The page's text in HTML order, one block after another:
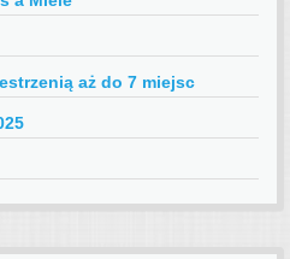
aż do 7 miejsc